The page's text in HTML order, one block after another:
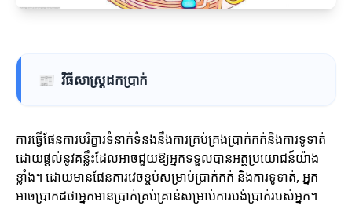
📰 វិធីសាស្រ្តដកប្រាក់
ការធ្វើផែនការបរិក្ខារទំនាក់ទំនងនឹងការគ្រប់គ្រងប្រាក់កក់និងការទូទាត់
ដោយផ្តល់នូវគន្លឹះដែលអាចជួយឱ្យអ្នកទទួលបានអត្ថប្រយោជន៍យ៉ាង
ខ្លាំង។ ដោយមានផែនការវេចខ្ចប់សម្រាប់ប្រាក់កក់ និងការទូទាត់, អ្នក
អាចប្រាកដថាអ្នកមានប្រាក់គ្រប់គ្រាន់សម្រាប់ការបង់ប្រាក់របស់អ្នក។